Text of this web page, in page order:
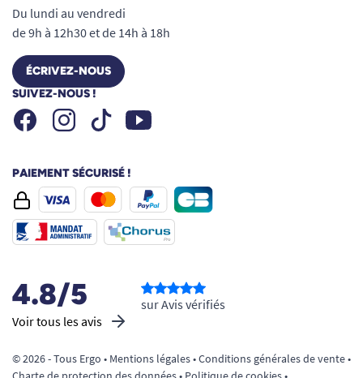
Du lundi au vendredi
de 9h à 12h30 et de 14h à 18h
ÉCRIVEZ-NOUS
SUIVEZ-NOUS !
FacebookInstagramTiktok Youtube
PAIEMENT SÉCURISÉ !
4.8/5
Voir tous les avis
sur Avis vérifiés
© 2026 - Tous Ergo • Mentions légales•Conditions générales de vente•